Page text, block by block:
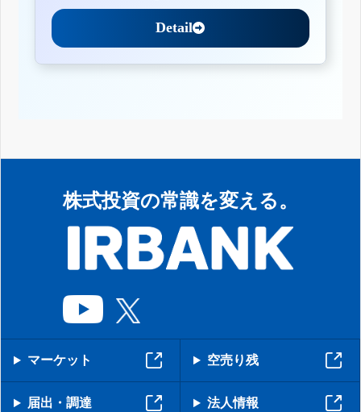
Detail
株式投資の常識を変える。
マーケット 空売り残
届出・調達 法人情報